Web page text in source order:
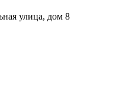
улица, дом 8